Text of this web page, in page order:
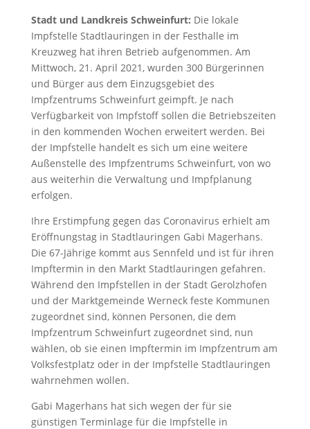
Stadt und Landkreis Schweinfurt: Die lokale
Impfstelle Stadtlauringen in der Festhalle im
Kreuzweg hat ihren Betrieb aufgenommen. Am
Mittwoch, 21. April 2021, wurden 300 Bürgerinnen
und Bürger aus dem Einzugsgebiet des
Impfzentrums Schweinfurt geimpft. Je nach
Verfügbarkeit von Impfstoff sollen die Betriebszeiten
in den kommenden Wochen erweitert werden. Bei
der Impfstelle handelt es sich um eine weitere
Außenstelle des Impfzentrums Schweinfurt, von wo
aus weiterhin die Verwaltung und Impfplanung
erfolgen.
Ihre Erstimpfung gegen das Coronavirus erhielt am
Eröffnungstag in Stadtlauringen Gabi Magerhans.
Die 67-Jährige kommt aus Sennfeld und ist für ihren
Impftermin in den Markt Stadtlauringen gefahren.
Während den Impfstellen in der Stadt Gerolzhofen
und der Marktgemeinde Werneck feste Kommunen
zugeordnet sind, können Personen, die dem
Impfzentrum Schweinfurt zugeordnet sind, nun
wählen, ob sie einen Impftermin im Impfzentrum am
Volksfestplatz oder in der Impfstelle Stadtlauringen
wahrnehmen wollen.
Gabi Magerhans hat sich wegen der für sie
günstigen Terminlage für die Impfstelle in